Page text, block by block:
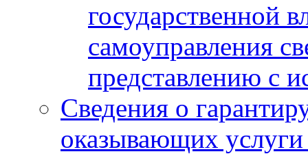
государственной
самоуправления
представлению с
Сведения о
оказывающих